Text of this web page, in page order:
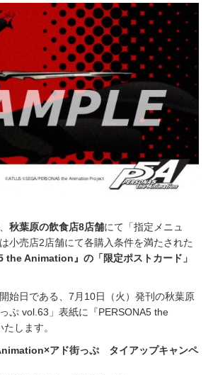
0
1
秋葉原の飲食店8店舗にて「指定メニュ
小売店2店舗にて各購入条件を満たされた
the Animation』の「限定ポストカード」
始日である、7月10日（火）発刊の秋葉原
ぷ vol.63」表紙に『PERSONA5 the
します。
アド街っぷ タイアップキャンペ